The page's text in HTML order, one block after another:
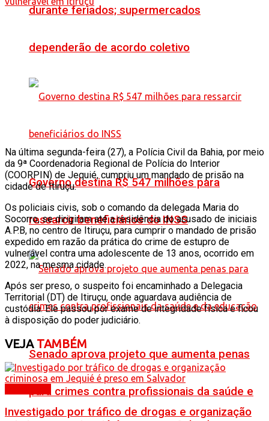
durante feriados; supermercados
dependerão de acordo coletivo
Governo destina R$ 547 milhões para
ressarcir beneficiários do INSS
Senado aprova projeto que aumenta penas
para crimes contra profissionais da saúde e
Na última segunda-feira (27), a Polícia Civil da Bahia, por meio
da 9ª Coordenadoria Regional de Polícia do Interior
(COORPIN) de Jequié, cumpriu um mandado de prisão na
cidade de Itiruçu.
Os policiais civis, sob o comando da delegada Maria do
Socorro, se dirigiram até a residência do acusado de iniciais
A.P.B, no centro de Itiruçu, para cumprir o mandado de prisão
expedido em razão da prática do crime de estupro de
vulnerável contra uma adolescente de 13 anos, ocorrido em
2022, na mesma cidade.
Após ser preso, o suspeito foi encaminhado a Delegacia
Territorial (DT) de Itiruçu, onde aguardava audiência de
custódia. Ele passou por exame de integridade física e ficou
à disposição do poder judiciário.
VEJATAMBÉM
Investigado por tráfico de drogas e organização